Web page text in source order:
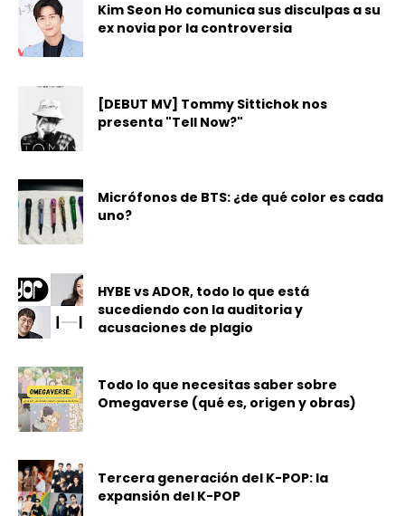
Kim Seon Ho comunica sus disculpas a su
ex novia por la controversia
[DEBUT MV] Tommy Sittichok nos
presenta "Tell Now?"
Micrófonos de BTS: ¿de qué color es cada
uno?
HYBE vs ADOR, todo lo que está
sucediendo con la auditoria y
acusaciones de plagio
Todo lo que necesitas saber sobre
Omegaverse (qué es, origen y obras)
Tercera generación del K-POP: la
expansión del K-POP